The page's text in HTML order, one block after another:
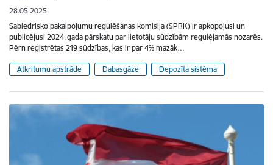
28.05.2025.
Sabiedrisko pakalpojumu regulēšanas komisija (SPRK) ir apkopojusi un
publicējusi 2024. gada pārskatu par lietotāju sūdzībām regulējamās nozarēs.
Pērn reģistrētas 219 sūdzības, kas ir par 4% mazāk…
Atkritumu apstrāde Dabasgāze Depozīta sistēma